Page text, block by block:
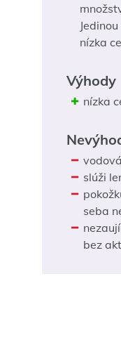
nízka
Výhody
nízka
slúži
seba
bez